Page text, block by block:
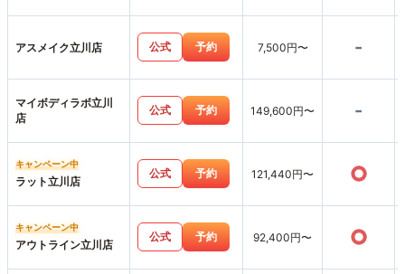
アスメイク立川店 公式 予約 7,500円〜 -
マイボディラボ立川
店
公式 予約 149,600円〜 -
キャンペーン中
ラット立川店
公式 予約 121,440円〜 ○
キャンペーン中
アウトライン立川店
公式 予約 92,400円〜 ○